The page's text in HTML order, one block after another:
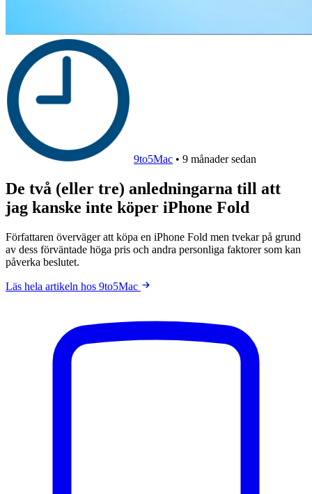
9to5Mac • 9 månader sedan
De två (eller tre) anledningarna till att
jag kanske inte köper iPhone Fold
Författaren överväger att köpa en iPhone Fold men tvekar på grund
av dess förväntade höga pris och andra personliga faktorer som kan
påverka beslutet.
Läs hela artikeln hos 9to5Mac